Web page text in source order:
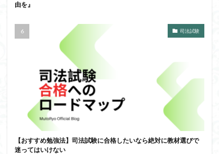
由を』
司法試験
【おすすめ勉強法】司法試験に合格したいなら絶対に教材選びで
迷ってはいけない